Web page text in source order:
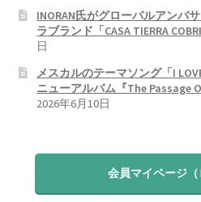
INORAN氏がグローバルアンバ
ラブランド「CASA TIERRA
日
メスカルのテーマソング「I
ニューアルバム『The Passage
2026年6月10日
会員マイページ（